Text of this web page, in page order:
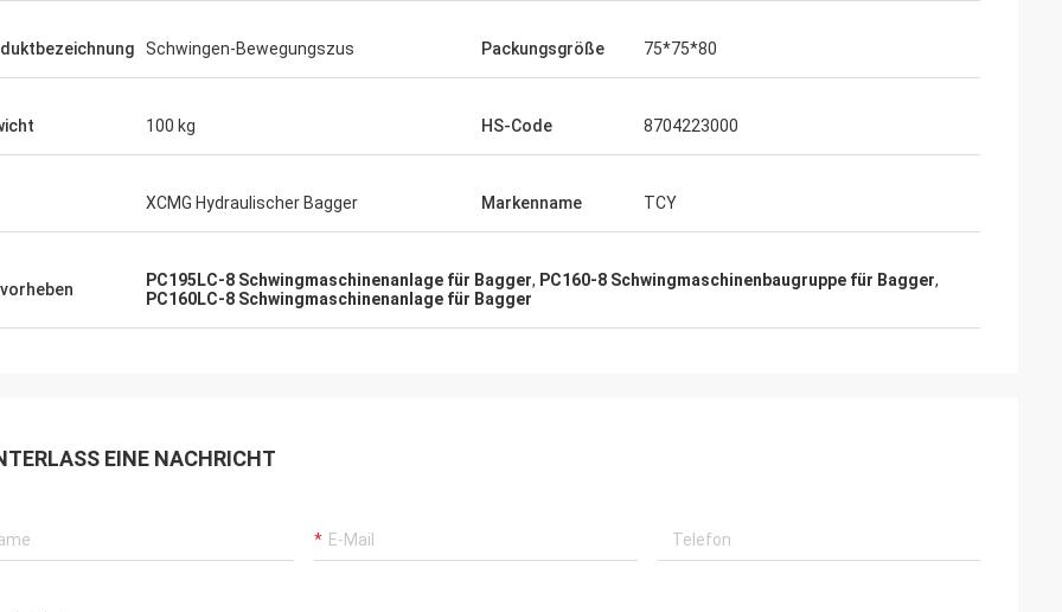
Schwingen-Bewegungszus Packungsgröße 75*75*80
100 kg HS-Code 8704223000
XCMG Hydraulischer Bagger Markenname TCY
PC195LC-8 Schwingmaschinenanlage für Bagger, PC160-8 Schwingmaschinenbaugruppe für Bagger,
PC160LC-8 Schwingmaschinenanlage für Bagger
EINE NACHRICHT